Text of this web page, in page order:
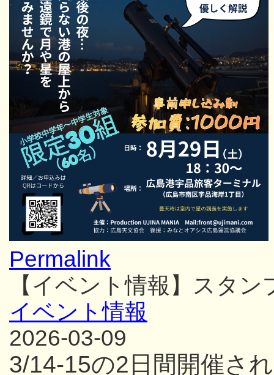
Permalink
【イベント情報】スタ
イベント情報
2026-03-09
3/14-15の2日間開催さ